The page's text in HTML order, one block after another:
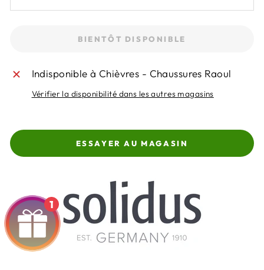
BIENTÔT DISPONIBLE
Indisponible à Chièvres - Chaussures Raoul
Vérifier la disponibilité dans les autres magasins
ESSAYER AU MAGASIN
1